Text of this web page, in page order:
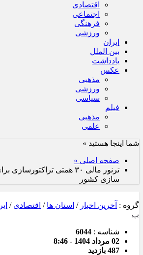
اقتصادی
اجتماعی
فرهنگی
ورزشی
ایران
بین الملل
یادداشت
عکس
مذهبی
ورزشی
سیاسی
فیلم
مذهبی
علمی
شما اینجا هستید »
صفحه اصلی »
ترنور مالی ۳۰ همتی
سازی کشور
گروه : آخرین اخبار / استان ها / اقتصادی /
پ
شناسه : 6044
02 مرداد 1404 - 8:46
487 بازدید